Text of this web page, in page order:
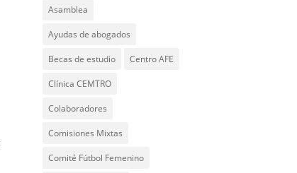
Asamblea
Ayudas de abogados
Becas de estudio Centro AFE
Clínica CEMTRO
Colaboradores
Comisiones Mixtas
Comité Fútbol Femenino